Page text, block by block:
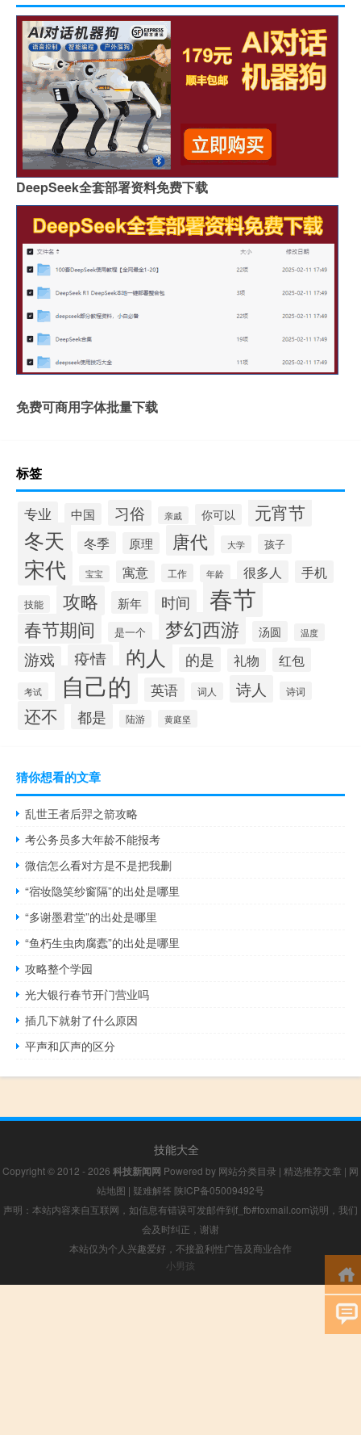
DeepSeek全套部署资料免费下载
免费可商用字体批量下载
标签
专业 中国 习俗 亲戚 你可以 元宵节
冬天 冬季 原理 唐代 大学 孩子
宋代 宝宝 寓意 工作 年龄 很多人 手机
技能 攻略 新年 时间 春节
春节期间 是一个 梦幻西游 汤圆 温度
游戏 疫情 的人 的是 礼物 红包
考试 自己的 英语 词人 诗人 诗词
还不 都是 陆游 黄庭坚
猜你想看的文章
乱世王者后羿之箭攻略
考公务员多大年龄不能报考
微信怎么看对方是不是把我删
“宿妆隐笑纱窗隔”的出处是哪里
“多谢墨君堂”的出处是哪里
“鱼朽生虫肉腐蠹”的出处是哪里
攻略整个学园
光大银行春节开门营业吗
插几下就射了什么原因
平声和仄声的区分
技能大全
Copyright © 2012 - 2026 科技新闻网 Powered by 网站分类目录 | 精选推荐文章 | 网
站地图 | 疑难解答 陕ICP备05009492号
声明：本站内容来自互联网，如信息有错误可发邮件到f_fb#foxmail.com说明，我们
会及时纠正，谢谢
本站仅为个人兴趣爱好，不接盈利性广告及商业合作
小男孩